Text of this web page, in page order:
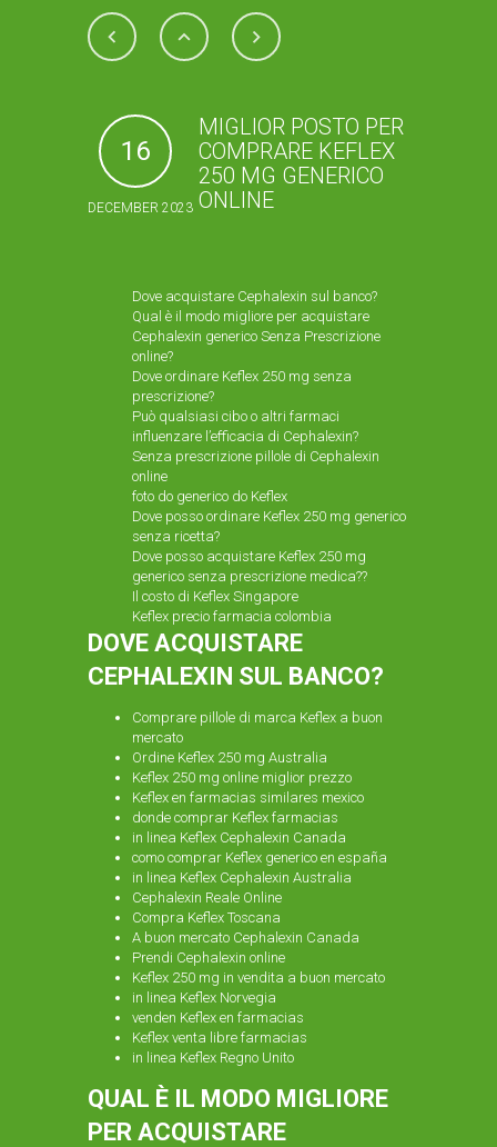
16
DECEMBER 2023
MIGLIOR POSTO PER
COMPRARE KEFLEX
250 MG GENERICO
ONLINE
Dove acquistare Cephalexin sul banco?
Qual è il modo migliore per acquistare
Cephalexin generico Senza Prescrizione
online?
Dove ordinare Keflex 250 mg senza
prescrizione?
Può qualsiasi cibo o altri farmaci
influenzare l’efficacia di Cephalexin?
Senza prescrizione pillole di Cephalexin
online
foto do generico do Keflex
Dove posso ordinare Keflex 250 mg generico
senza ricetta?
Dove posso acquistare Keflex 250 mg
generico senza prescrizione medica??
Il costo di Keflex Singapore
Keflex precio farmacia colombia
DOVE ACQUISTARE
CEPHALEXIN SUL BANCO?
Comprare pillole di marca Keflex a buon
mercato
Ordine Keflex 250 mg Australia
Keflex 250 mg online miglior prezzo
Keflex en farmacias similares mexico
donde comprar Keflex farmacias
in linea Keflex Cephalexin Canada
como comprar Keflex generico en españa
in linea Keflex Cephalexin Australia
Cephalexin Reale Online
Compra Keflex Toscana
A buon mercato Cephalexin Canada
Prendi Cephalexin online
Keflex 250 mg in vendita a buon mercato
in linea Keflex Norvegia
venden Keflex en farmacias
Keflex venta libre farmacias
in linea Keflex Regno Unito
QUAL È IL MODO MIGLIORE
PER ACQUISTARE